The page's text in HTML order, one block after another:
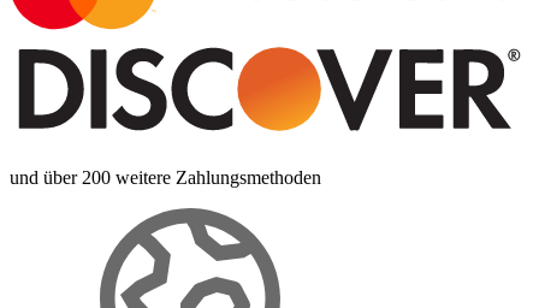
und über 200 weitere Zahlungsmethoden